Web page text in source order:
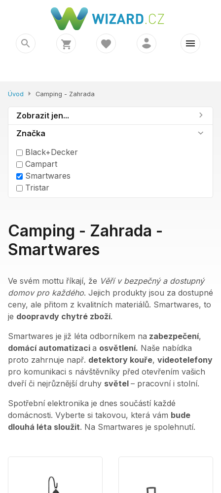
Úvod Camping - Zahrada
Zobrazit jen...
Značka
Black+Decker
Campart
Smartwares
Tristar
Camping - Zahrada -
Smartwares
Ve svém mottu říkají, že Věří v bezpečný a dostupný
domov pro každého. Jejich produkty jsou za dostupné
ceny, ale přitom z kvalitních materiálů. Smartwares, to
je doopravdy chytré zboží.
Smartwares je již léta odborníkem na zabezpečení,
domácí automatizaci a osvětlení. Naše nabídka
proto zahrnuje např. detektory kouře, videotelefony
pro komunikaci s návštěvníky před otevřením vašich
dveří či nejrůznější druhy světel – pracovní i stolní.
Spotřební elektronika je dnes součástí každé
domácnosti. Vyberte si takovou, která vám bude
dlouhá léta sloužit. Na Smartwares je spolehnutí.